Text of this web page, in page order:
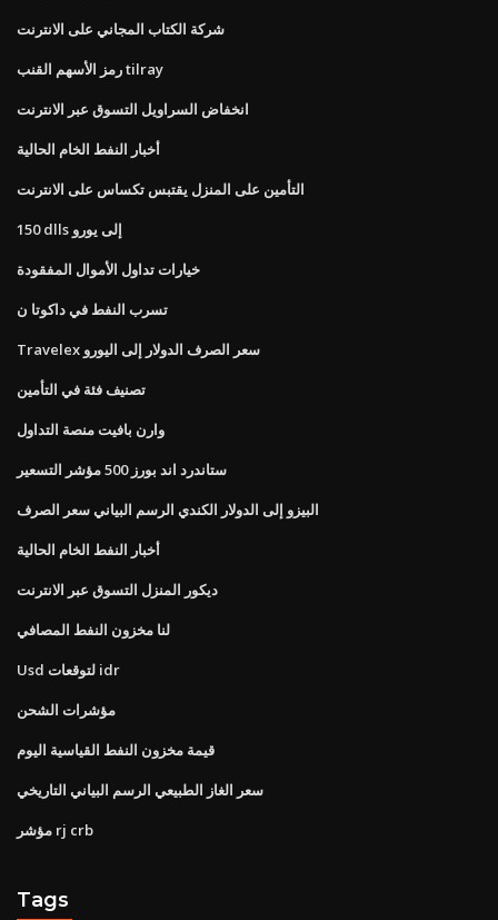
شركة الكتاب المجاني على الانترنت
رمز الأسهم القنب tilray
انخفاض السراويل التسوق عبر الانترنت
أخبار النفط الخام الحالية
التأمين على المنزل يقتبس تكساس على الانترنت
150 dlls إلى يورو
خيارات تداول الأموال المفقودة
تسرب النفط في داكوتا ن
Travelex سعر الصرف الدولار إلى اليورو
تصنيف فئة في التأمين
وارن بافيت منصة التداول
ستاندرد اند بورز 500 مؤشر التسعير
البيزو إلى الدولار الكندي الرسم البياني سعر الصرف
أخبار النفط الخام الحالية
ديكور المنزل التسوق عبر الانترنت
لنا مخزون النفط المصافي
Usd لتوقعات idr
مؤشرات الشحن
قيمة مخزون النفط القياسية اليوم
سعر الغاز الطبيعي الرسم البياني التاريخي
مؤشر rj crb
Tags